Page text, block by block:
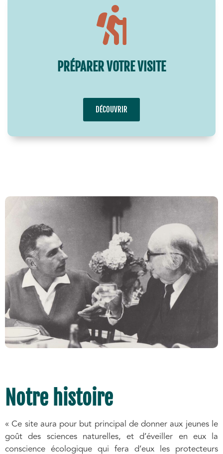
PRÉPARER VOTRE VISITE
DÉCOUVRIR
Notre histoire
« Ce site aura pour but principal de donner aux jeunes le
goût des sciences naturelles, et d’éveiller en eux la
conscience écologique qui fera d’eux les protecteurs